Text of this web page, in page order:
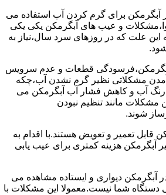
آبگرمکن برای گرم کردن آب استفاده می
و عیب های آبگرمکن یکی یکی
این علت که در روزهای سرد سال،نیاز به
آبگرمکن،فرسودگی قطعات و عدم سرویس
مشکلاتی نظیر گرم نشدن آب،چکه
رنگ آب و کاهش فشار آب آبگرمکن می
مشکلات مانند تنظیم نبودن
شوند.
قابل تعمیر و تعویض هستند.با اقدام به
آبگرمکن هزینه کمتری برای عیب یابی
آبگرمکن دیواری و ایستاده مشاهده می
دستگاه شما نیست.معمولا این مشکلات با